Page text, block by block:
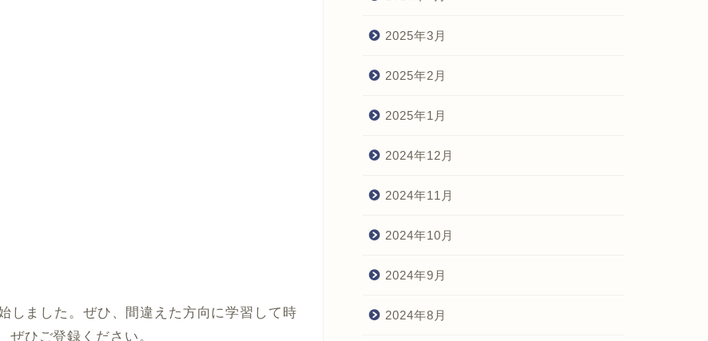
しました。ぜひ、間違えた方向に学習して時
ぜひご登録ください。
2025年3月
2025年2月
2025年1月
2024年12月
2024年11月
2024年10月
2024年9月
2024年8月